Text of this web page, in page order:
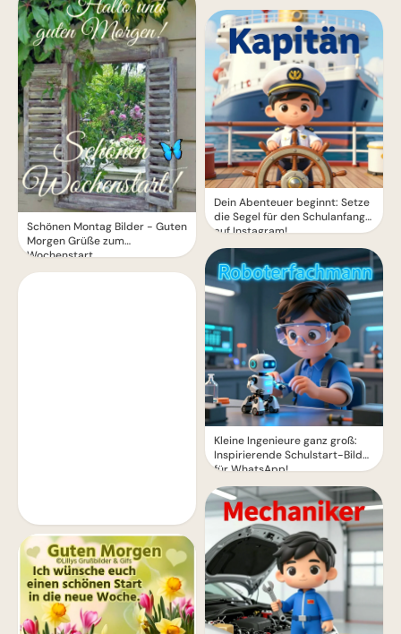
Schönen Montag Bilder - Guten
Morgen Grüße zum
Wochenstart
Dein Abenteuer beginnt: Setze
die Segel für den Schulanfang
auf Instagram!
Kleine Ingenieure ganz groß:
Inspirierende Schulstart-Bilder
für WhatsApp!